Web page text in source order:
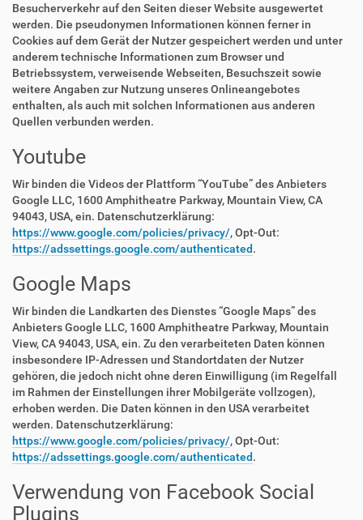
Besucherverkehr auf den Seiten dieser Website ausgewertet
werden. Die pseudonymen Informationen können ferner in
Cookies auf dem Gerät der Nutzer gespeichert werden und unter
anderem technische Informationen zum Browser und
Betriebssystem, verweisende Webseiten, Besuchszeit sowie
weitere Angaben zur Nutzung unseres Onlineangebotes
enthalten, als auch mit solchen Informationen aus anderen
Quellen verbunden werden.
Youtube
Wir binden die Videos der Plattform “YouTube” des Anbieters
Google LLC, 1600 Amphitheatre Parkway, Mountain View, CA
94043, USA, ein. Datenschutzerklärung:
https://www.google.com/policies/privacy/, Opt-Out:
https://adssettings.google.com/authenticated.
Google Maps
Wir binden die Landkarten des Dienstes “Google Maps” des
Anbieters Google LLC, 1600 Amphitheatre Parkway, Mountain
View, CA 94043, USA, ein. Zu den verarbeiteten Daten können
insbesondere IP-Adressen und Standortdaten der Nutzer
gehören, die jedoch nicht ohne deren Einwilligung (im Regelfall
im Rahmen der Einstellungen ihrer Mobilgeräte vollzogen),
erhoben werden. Die Daten können in den USA verarbeitet
werden. Datenschutzerklärung:
https://www.google.com/policies/privacy/, Opt-Out:
https://adssettings.google.com/authenticated.
Verwendung von Facebook Social
Plugins